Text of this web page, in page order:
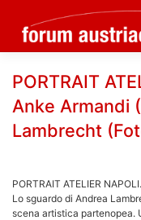
Skip
content
PORTRAIT
Anke Armandi
Lambrecht
PORTRAIT ATELIER NAPOLI.
Lo sguardo di Andrea
scena artistica partenopea.